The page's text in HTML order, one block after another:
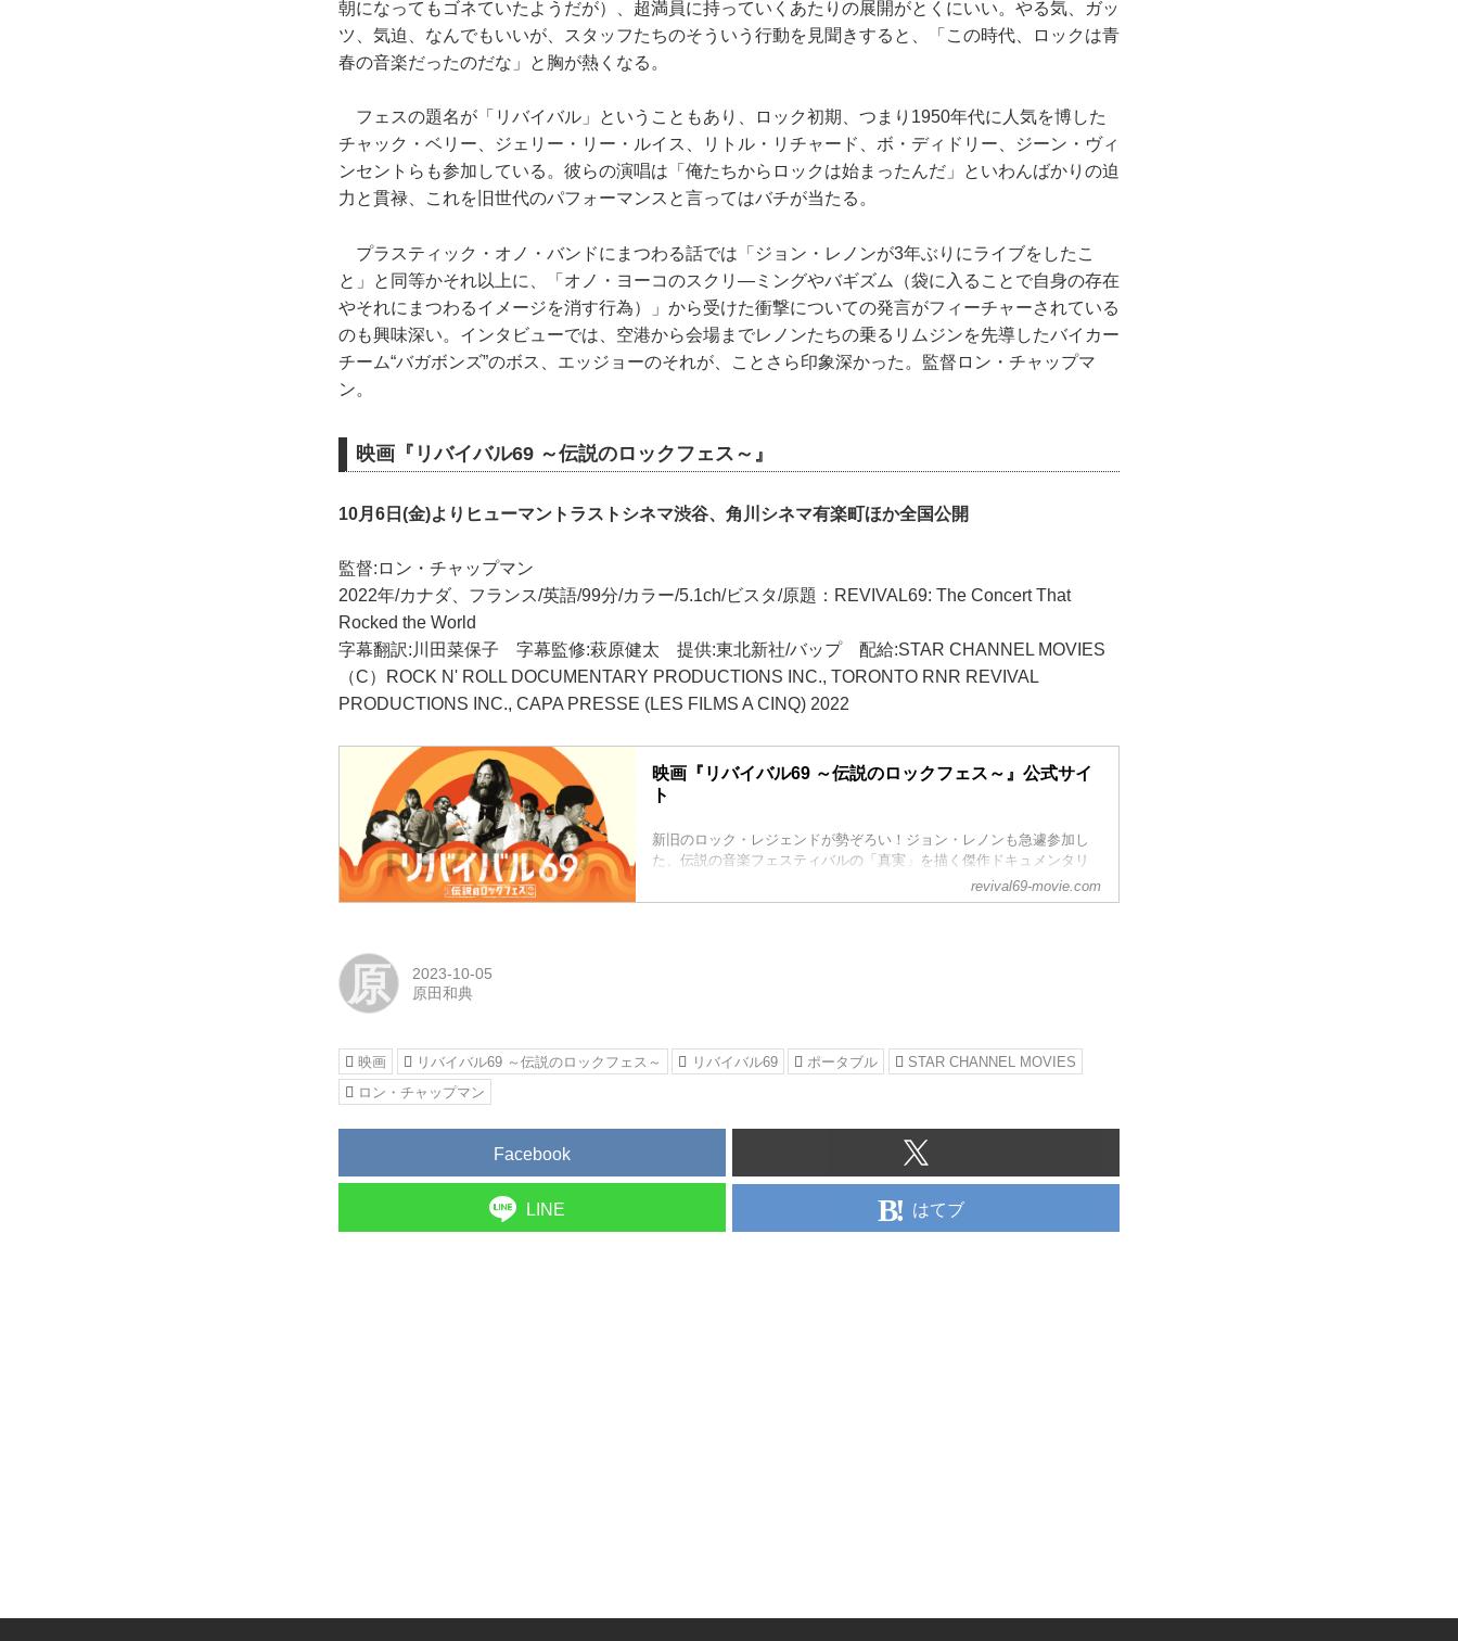
朝になってもゴネていたようだが）、超満員に持っていくあたりの展開がとくにいい。やる気、ガッ
ツ、気迫、なんでもいいが、スタッフたちのそういう行動を見聞きすると、「この時代、ロックは青
春の音楽だったのだな」と胸が熱くなる。
フェスの題名が「リバイバル」ということもあり、ロック初期、つまり1950年代に人気を博した
チャック・ベリー、ジェリー・リー・ルイス、リトル・リチャード、ボ・ディドリー、ジーン・ヴィ
ンセントらも参加している。彼らの演唱は「俺たちからロックは始まったんだ」といわんばかりの迫
力と貫禄、これを旧世代のパフォーマンスと言ってはバチが当たる。
プラスティック・オノ・バンドにまつわる話では「ジョン・レノンが3年ぶりにライブをしたこ
と」と同等かそれ以上に、「オノ・ヨーコのスクリ―ミングやバギズム（袋に入ることで自身の存在
やそれにまつわるイメージを消す行為）」から受けた衝撃についての発言がフィーチャーされている
のも興味深い。インタビューでは、空港から会場までレノンたちの乗るリムジンを先導したバイカー
チーム“バガボンズ”のボス、エッジョーのそれが、ことさら印象深かった。監督ロン・チャップマ
ン。
映画『リバイバル69 ～伝説のロックフェス～』
10月6日(金)よりヒューマントラストシネマ渋谷、角川シネマ有楽町ほか全国公開
監督:ロン・チャップマン
2022年/カナダ、フランス/英語/99分/カラー/5.1ch/ビスタ/原題：REVIVAL69: The Concert That
Rocked the World
字幕翻訳:川田菜保子 字幕監修:萩原健太 提供:東北新社/バップ 配給:STAR CHANNEL MOVIES
（C）ROCK N' ROLL DOCUMENTARY PRODUCTIONS INC., TORONTO RNR REVIVAL
PRODUCTIONS INC., CAPA PRESSE (LES FILMS A CINQ) 2022
映画『リバイバル69 ～伝説のロックフェス～』公式サイ
ト
新旧のロック・レジェンドが勢ぞろい！ジョン・レノンも急遽参加し
た、伝説の音楽フェスティバルの「真実」を描く傑作ドキュメンタリ
ー 10/6（金）、ヒューマントラストシネマ渋谷、角川シネマ有楽町ほ
か全国ロードショー
revival69-movie.com
原
2023-10-05
原田和典
映画 リバイバル69 ～伝説のロックフェス～ リバイバル69 ポータブル
STAR CHANNEL MOVIES
ロン・チャップマン
Facebook
LINE はてブ